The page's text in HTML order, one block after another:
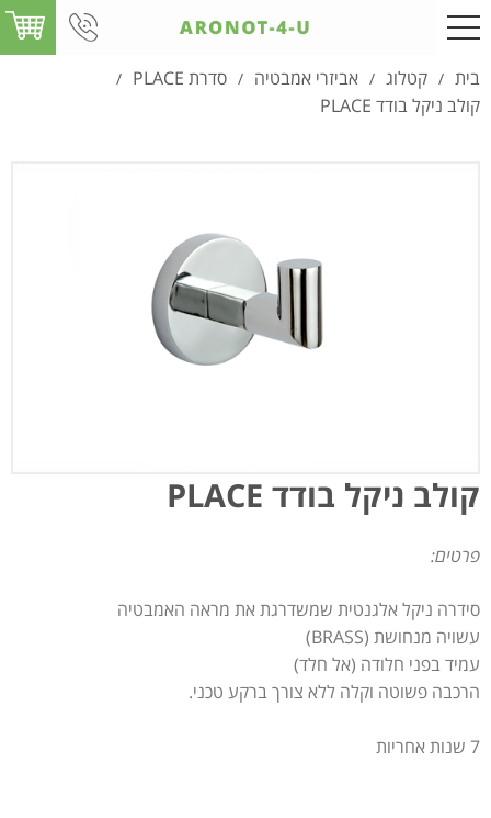
בית / קטלוג / אביזרי אמבטיה / סדרת PLACE /
קולב ניקל בודד PLACE
קולב ניקל בודד PLACE
פרטים:
סידרה ניקל אלגנטית שמשדרגת את מראה האמבטיה
עשויה מנחושת (BRASS)
עמיד בפני חלודה (אל חלד)
הרכבה פשוטה וקלה ללא צורך ברקע טכני.
7 שנות אחריות